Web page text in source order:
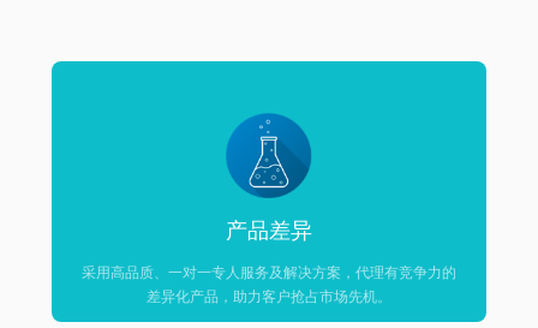
产品差异
采用高品质、一对一专人服务及解决方案，代理有竞争力的
差异化产品，助力客户抢占市场先机。